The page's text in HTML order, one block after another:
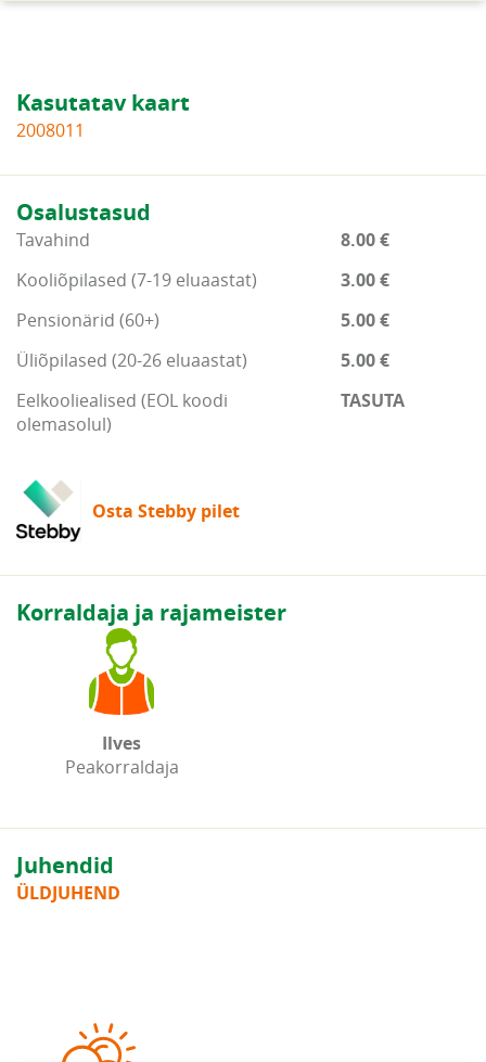
Kasutatav kaart
2008011
Osalustasud
Tavahind
8.00 €
Kooliõpilased (7-19 eluaastat)
3.00 €
Pensionärid (60+)
5.00 €
Üliõpilased (20-26 eluaastat)
5.00 €
Eelkooliealised (EOL koodi
olemasolul)
TASUTA
Osta Stebby pilet
Korraldaja ja rajameister
Ilves
Peakorraldaja
Juhendid
ÜLDJUHEND